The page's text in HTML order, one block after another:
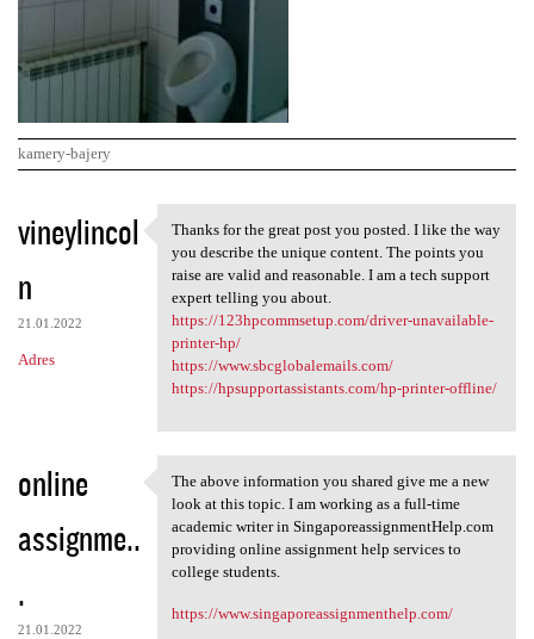
kamery-bajery
K
o
m
e
n
z
vineylincol
n
21.01.2022
Adres
Thanks for the great post you
Thanks for the great post you posted. I like the way
you describe the unique content. The points you
raise are valid and reasonable. I am a tech support
expert telling you about.
https://123hpcommsetup.com/driver-unavailable-
printer-hp/
https://www.sbcglobalemails.com/
https://hpsupportassistants.com/hp-printer-offline/
online
assignme..
.
21.01.2022
The above information you
The above information you shared give me a new
look at this topic. I am working as a full-time
academic writer in SingaporeassignmentHelp.com
providing online assignment help services to
college students.
https://www.singaporeassignmenthelp.com/